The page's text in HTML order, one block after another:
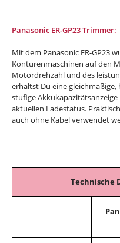
Panasonic ER-GP23 Trimmer:
Mit dem Panasonic ER-GP23
Konturenmaschinen auf den
Motordrehzahl und des
erhältst Du eine gleichmäßige,
stufige
aktuellen Ladestatus.
auch ohne Kabel verwendet
Technische